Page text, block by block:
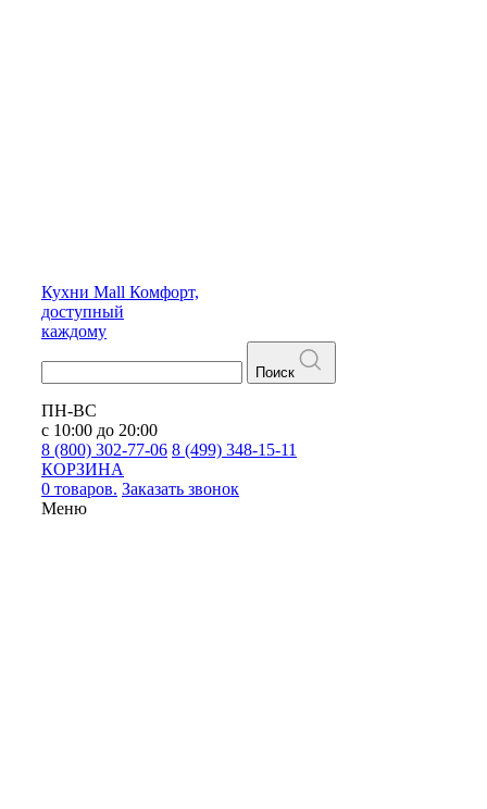
Кухни Mall Комфорт,
доступный
каждому
Поиск
ПН-ВС
с 10:00 до 20:00
8 (800) 302-77-06 8 (499) 348-15-11
КОРЗИНА
0 товаров. Заказать звонок
Меню